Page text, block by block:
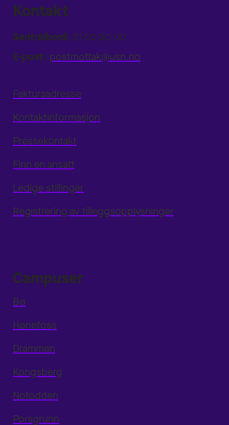
Kontakt
Sentralbord: 31 00 80 00
E-post: postmottak@usn.no
Fakturaadresse
Kontaktinformasjon
Pressekontakt
Finn en ansatt
Ledige stillinger
Registrering av tilleggsopplysninger
Campuser
Bø
Hønefoss
Drammen
Kongsberg
Notodden
Porsgrunn